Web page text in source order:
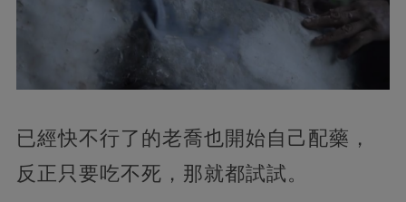
已經快不行了的老喬也開始自己配藥，
反正只要吃不死，那就都試試。